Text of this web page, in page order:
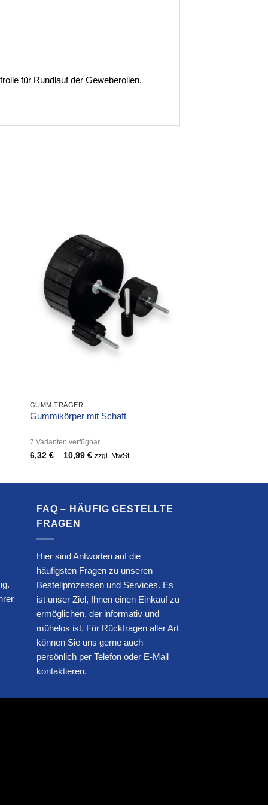
für Rundlauf der Geweberollen.
GUMMITRÄGER
Gummikörper mit Schaft
7 Varianten verfügbar
6,32 € – 10,99 €Preisspanne:
zzgl. MwSt.
FAQ – HÄUFIG GESTELLTE
FRAGEN
Hier sind Antworten auf die
häufigsten Fragen zu unseren
Bestellprozessen und Services. Es
ist unser Ziel, Ihnen einen Einkauf zu
ermöglichen, der informativ und
mühelos ist. Für Rückfragen aller Art
können Sie uns gerne auch
persönlich per Telefon oder E-Mail
kontaktieren.